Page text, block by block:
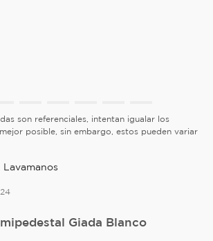
son referenciales, intentan igualar los
posible, sin embargo, estos pueden variar
Lavamanos
Giada Blanco